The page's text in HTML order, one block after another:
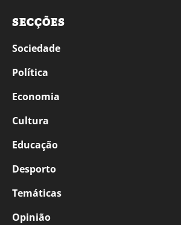
SECÇÕES
Sociedade
Política
Economia
Cultura
Educação
Desporto
Temáticas
Opinião